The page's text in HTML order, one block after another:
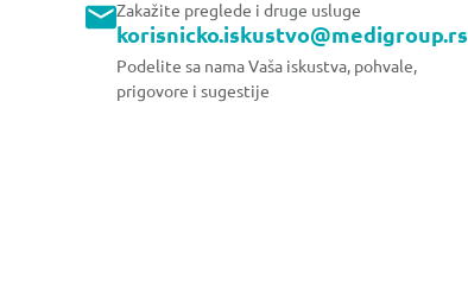
Zakažite preglede i druge usluge
korisnicko.iskustvo@medigroup.rs
Podelite sa nama Vaša iskustva, pohvale,
prigovore i sugestije